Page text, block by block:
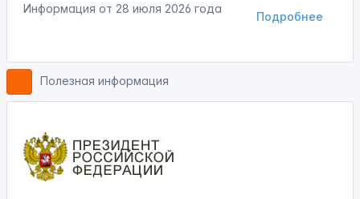
Подробнее
Информация от 28 июля 2026 года
Полезная информация